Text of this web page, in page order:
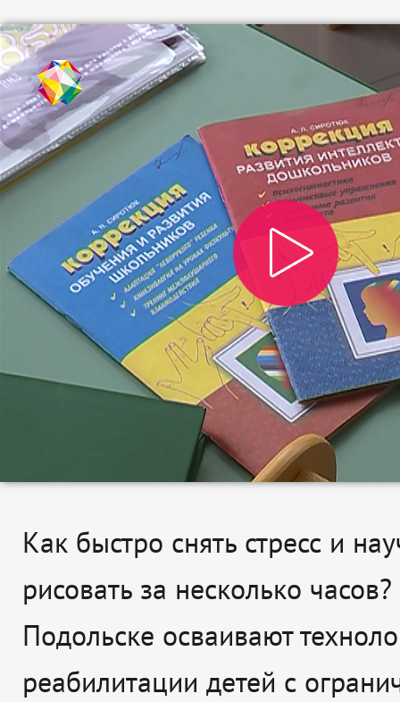
Как быстро снять стресс и
рисовать за несколько
Подольске осваивают
реабилитации детей с